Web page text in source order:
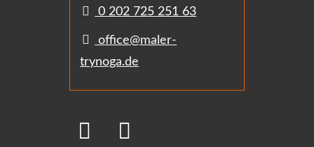
0 202 725 251 63
office@maler-
trynoga.de